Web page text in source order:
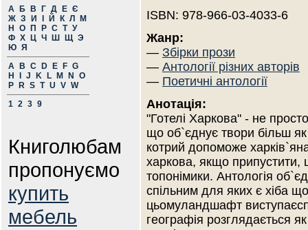
А Б В Г Д Е Є
Ж З И Й К Л
М
Н
О П Р С Т У
Ф Х Ц Ч Ш Щ Э
Ю Я
A
B C D E F G
H
J K L M N
O
P
R S T U V W
1 2 3 9
Книголюбам
пропонуємо
купить
мебель
ISBN: 978-966-03-4033-6
Жанр:
— Збірки прози
— Антології різних авторів
— Поетичні антології
Анотація:
"Готелі Харкова" - не
що об`єднує твори більш
котрий допоможе
харкова, якщо припустити,
топонімики. Антологія
спільним для яких є хіба
цьомуландшафт
географія розглядається